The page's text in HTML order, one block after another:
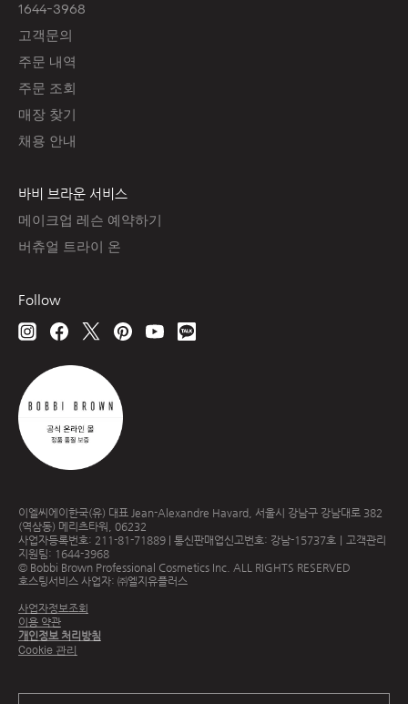
1644-3968
고객문의
주문 내역
주문 조회
매장 찾기
채용 안내
바비 브라운 서비스
메이크업 레슨 예약하기
버츄얼 트라이 온
Follow
이엘씨에이한국(유) 대표 Jean-Alexandre Havard, 서울시 강남구 강남대로 382
(역삼동) 메리츠타워, 06232
사업자등록번호: 211-81-71889 | 통신판매업신고번호: 강남-15737호｜고객관리
지원팀: 1644-3968
© Bobbi Brown Professional Cosmetics Inc. ALL RIGHTS RESERVED
호스팅서비스 사업자: ㈜엘지유플러스
사업자정보조회
이용 약관
개인정보 처리방침
Cookie 관리